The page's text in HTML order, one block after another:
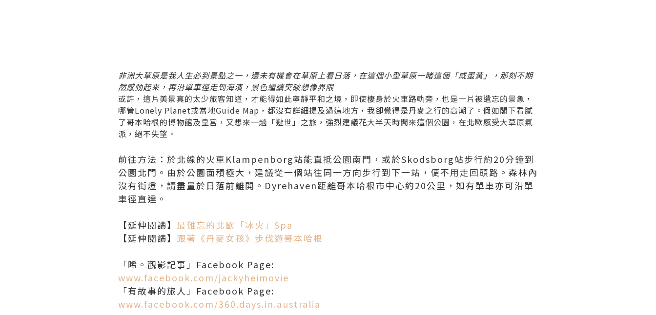
非洲大草原是我人生必到景點之一，還未有機會在草原上看日落，在這個小型草原一睹這個「咸蛋黃」，那刻不期
然感動起來，再沿單車徑走到海濱，景色繼續突破想像界限
或許，這片美景真的太少旅客知道，才能得如此寧靜平和之境，即使棲身於火車路軌旁，也是一片被遺忘的景象，
哪管Lonely Planet或當地Guide Map，都沒有詳細提及過這地方，我卻覺得是丹麥之行的高潮了。假如閣下看膩
了哥本哈根的博物館及皇宮，又想來一趟「避世」之旅，強烈建議花大半天時間來這個公園，在北歐感受大草原氣
派，絕不失望。
前往方法：於北線的火車Klampenborg站能直抵公園南門，或於Skodsborg站步行約20分鐘到
公園北門。由於公園面積極大，建議從一個站往同一方向步行到下一站，便不用走回頭路。森林內
沒有街燈，請盡量於日落前離開。Dyrehaven距離哥本哈根市中心約20公里，如有單車亦可沿單
車徑直達。
【延伸閱讀】 最難忘的北歐「冰火」Spa
【延伸閱讀】 跟著《丹麥女孩》步伐遊哥本哈根
「晞。觀影記事」Facebook Page:
www.facebook.com/jackyheimovie
「有故事的旅人」Facebook Page:
www.facebook.com/360.days.in.australia